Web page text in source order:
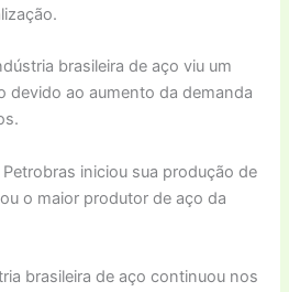
brasileira de aço viu um
devido ao aumento da demanda
iniciou sua produção de
o maior produtor de aço da
brasileira de aço continuou nos